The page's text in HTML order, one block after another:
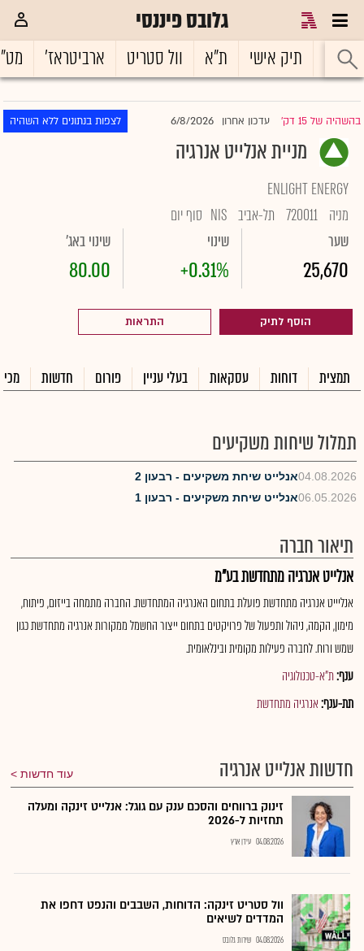
גלובס פיננסי
ראשי תיק אישי ת"א וול סטריט ארביטראז'
בהשהיה של 15 דק' |עדכון אחרון 6/8/2026 לצפות בנתונים ללא השהיה
מניית אנלייט אנרגיה
ENLIGHT ENERGY
מניה 720011 תל-אביב NIS סוף יום
שער
25,670
שינוי
+0.31%
שינוי באג'
80.00
הוסף לתיק התראות
תמצית דוחות עסקאות בעלי עניין פורום חדשות
תמלול שיחות משקיעים
04.08.2026אנלייט שיחת משקיעים - רבעון 2
06.05.2026אנלייט שיחת משקיעים - רבעון 1
תיאור חברה
אנלייט אנרגיה מתחדשת בע"מ
אנליייט אנרגיה מתחדשת פועלת בתחום האנרגיה המתחדשת. החברה מתמחה בייזום, פיתוח,
מימון, הקמה, ניהול ותפעול של פרויקטים בתחום ייצור החשמל ממקורות אנרגיה מתחדשת כגון
שמש ורוח. לחברה פעילות מקומית ובינלאומית.
ענף:ת"א-טכנולוגיה
תת-ענף:אנרגיה מתחדשת
חדשות אנלייט אנרגיה עוד חדשות
זינוק ברווחים והסכם ענק עם גוגל: אנלייט זינקה ומעלה
תחזיות ל-2026
04.08.2026 עידן ארץ
וול סטריט זינקה: הדוחות, השבבים והנפט דחפו את
המדדים לשיאים
04.08.2026 שירות גלובס